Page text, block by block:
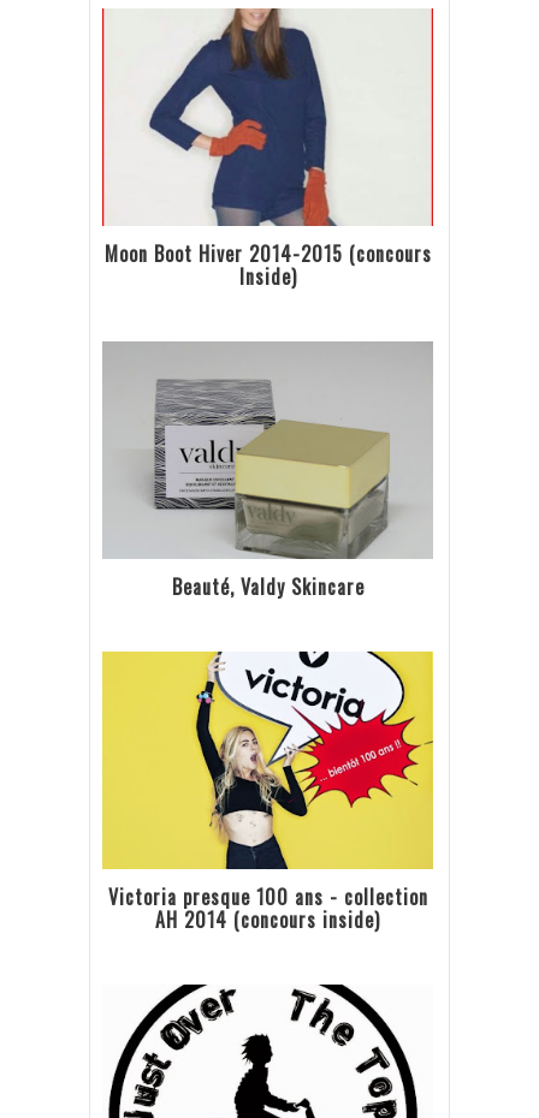
Moon Boot Hiver 2014-2015 (concours
Inside)
Beauté, Valdy Skincare
Victoria presque 100 ans - collection
AH 2014 (concours inside)